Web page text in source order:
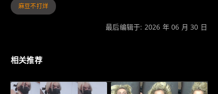
麻豆不打烊
最后编辑于: 2026 年 06 月 30 日
相关推荐